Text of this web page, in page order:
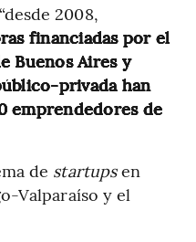
2008,
financiadas por el
Buenos Aires y
privada han
emprendedores de
de startupsen
Valparaíso y el